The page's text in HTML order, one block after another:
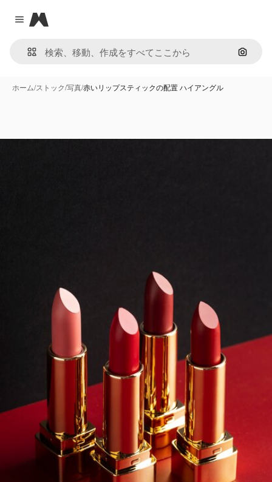
Close menu
Magnific
画像で
ホーム/ストック/写真/赤いリップスティックの配置 ハイアングル